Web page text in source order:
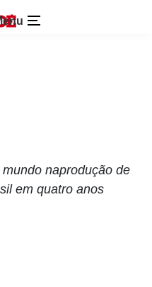
naprodução de
em quatro anos